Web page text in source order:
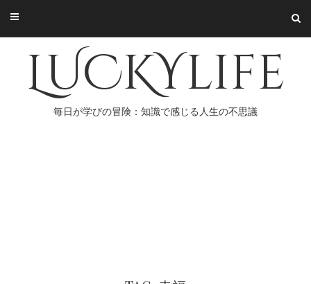
content
LUCKYlife
毎日が学びの冒険：知識で感じる人生の不思議